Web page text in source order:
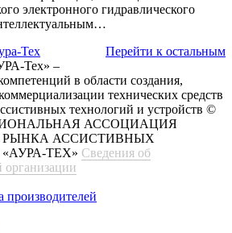
электронного гидравлического
Перейти к остальным
Тех» –
в области создания,
технических средств
технологий и устройств ©
АССОЦИАЦИЯ
РЫНКА АССИСТИВНЫХ
ТЕХ» Сведения об
организации
производителей